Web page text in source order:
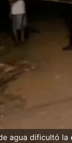
agua dificultó la